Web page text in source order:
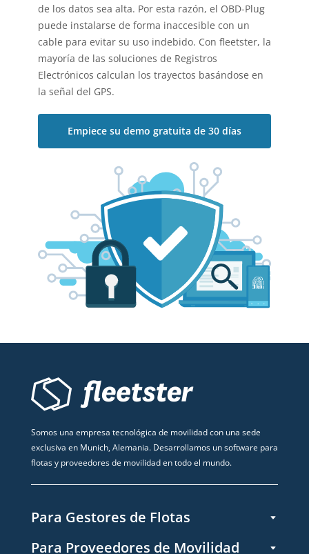
de los datos sea alta. Por esta razón, el OBD-Plug
puede instalarse de forma inaccesible con un
cable para evitar su uso indebido. Con fleetster, la
mayoría de las soluciones de Registros
Electrónicos calculan los trayectos basándose en
la señal del GPS.
Empiece su demo gratuita de 30 días
Somos una empresa tecnológica de movilidad con una sede
exclusiva en Munich, Alemania. Desarrollamos un software para
flotas y proveedores de movilidad en todo el mundo.
Para Gestores de Flotas
Para Proveedores de Movilidad